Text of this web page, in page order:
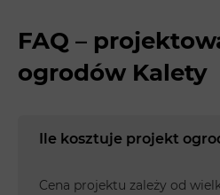
FAQ –
ogrodów Kalety
Ile kosztuje projekt
Cena projektu zależy od